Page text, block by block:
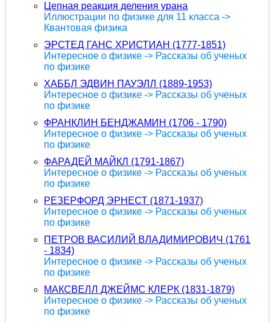
Цепная реакция деления урана
Иллюстрации по физике для 11 класса ->
Квантовая физика
ЭРСТЕД ГАНС ХРИСТИАН (1777-1851)
Интересное о физике -> Рассказы об ученых
по физике
ХАББЛ ЭДВИН ПАУЭЛЛ (1889-1953)
Интересное о физике -> Рассказы об ученых
по физике
ФРАНКЛИН БЕНДЖАМИН (1706 - 1790)
Интересное о физике -> Рассказы об ученых
по физике
ФАРАДЕЙ МАЙКЛ (1791-1867)
Интересное о физике -> Рассказы об ученых
по физике
РЕЗЕРФОРД ЭРНЕСТ (1871-1937)
Интересное о физике -> Рассказы об ученых
по физике
ПЕТРОВ ВАСИЛИЙ ВЛАДИМИРОВИЧ (1761
- 1834)
Интересное о физике -> Рассказы об ученых
по физике
МАКСВЕЛЛ ДЖЕЙМС КЛЕРК (1831-1879)
Интересное о физике -> Рассказы об ученых
по физике